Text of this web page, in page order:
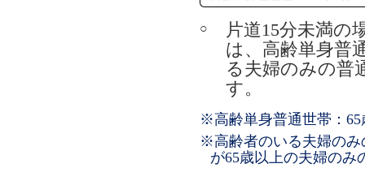
○
片道15分未満の
は、高齢単身普
る夫婦のみの普
す。
※高齢単身普通世帯：
※高齢者のいる夫婦のみ
が65歳以上の夫婦のみ